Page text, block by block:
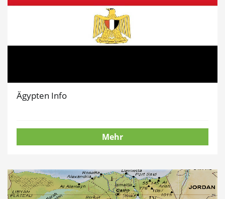
Ägypten Info
Mehr